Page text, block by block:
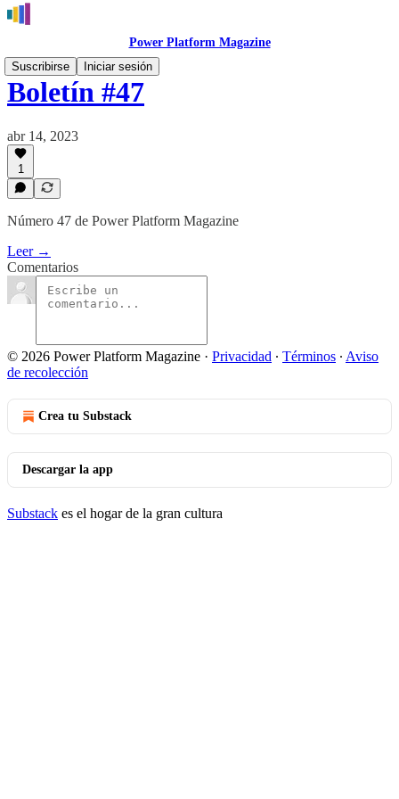
Power Platform Magazine
Suscribirse
Iniciar sesión
Boletín #47
abr 14, 2023
1
Número 47 de Power Platform Magazine
Leer →
Comentarios
© 2026 Power Platform Magazine · Privacidad ∙ Términos ∙ Aviso
de recolección
Crea tu Substack
Descargar la app
Substack es el hogar de la gran cultura